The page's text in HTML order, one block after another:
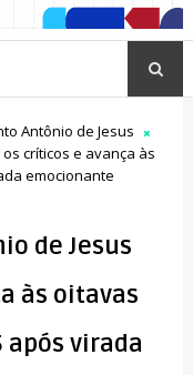
Antônio de Jesus
críticos e avança às
emocionante
de Jesus
às oitavas
virada